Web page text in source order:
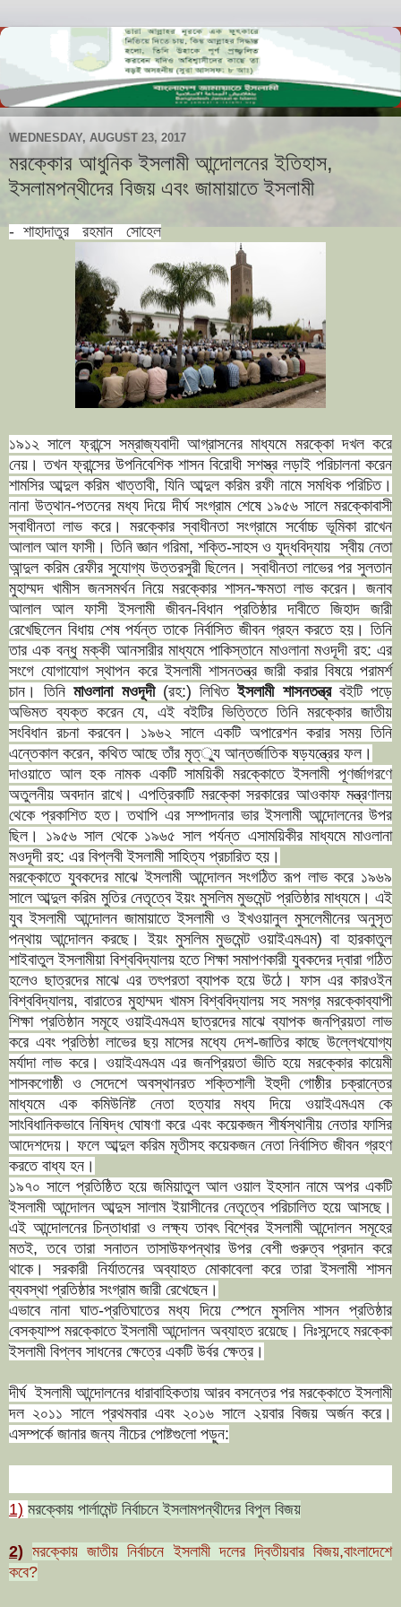
WEDNESDAY, AUGUST 23, 2017
মরক্কোর আধুনিক ইসলামী আন্দােলনের ইতিহাস,
ইসলামপন্থীদের বিজয় এবং জামায়াতে ইসলামী
- শাহাদাতুর রহমান সোহেল
১৯১২ সালে ফ্রান্সে সম্রাজ্যবাদী আগ্রাসনের মাধ্যমে মরক্কো দখল করে
নেয়। তখন ফ্রান্সের উপনিবেশিক শাসন বিরোধী সশস্ত্র লড়াই পরিচালনা করেন
শামসির আব্দুল করিম খাত্তাবী, যিনি আব্দুল করিম রফী নামে সমধিক পরিচিত।
নানা উত্থান-পতনের মধ্য দিয়ে দীর্ঘ সংগ্রাম শেষে ১৯৫৬ সালে মরক্কোবাসী
স্বাধীনতা লাভ করে। মরক্কোর স্বাধীনতা সংগ্রামে সর্বোচ্চ ভূমিকা রাখেন
আলাল আল ফাসী। তিনি জ্ঞান গরিমা, শক্তি-সাহস ও যুদ্ধবিদ্যায় স্বীয় নেতা
আন্দুল করিম রেফীর সুযোগ্য উত্তরসুরী ছিলেন। স্বাধীনতা লাভের পর সুলতান
মুহাম্মদ খামীস জনসমর্থন নিয়ে মরক্কোর শাসন-ক্ষমতা লাভ করেন। জনাব
আলাল আল ফাসী ইসলামী জীবন-বিধান প্রতিষ্ঠার দাবীতে জিহাদ জারী
রেখেছিলেন বিধায় শেষ পর্যন্ত তাকে নির্বাসিত জীবন গ্রহন করতে হয়। তিনি
তার এক বন্ধু মক্কী আনসারীর মাধ্যমে পাকিস্তানে মাওলানা মওদূদী রহ: এর
সংগে যোগাযোগ স্থাপন করে ইসলামী শাসনতন্ত্র জারী করার বিষয়ে পরামর্শ
চান। তিনিমাওলানা মওদূদী(রহ:) লিখিতইসলামী শাসনতন্ত্রবইটি পড়ে
অভিমত ব্যক্ত করেন যে, এই বইটির ভিত্তিতে তিনি মরক্কোর জাতীয়
সংবিধান রচনা করবেন। ১৯৬২ সালে একটি অপারেশন করার সময় তিনি
এন্তেকাল করেন, কথিত আছে তাঁর মৃত্্যু আন্তর্জাতিক ষড়যন্ত্রের ফল।
দাওয়াতে আল হক নামক একটি সাময়িকী মরক্কোতে ইসলামী পূণর্জাগরণে
অতুলনীয় অবদান রাখে। এপত্রিকাটি মরক্কো সরকারের আওকাফ মন্ত্রণালয়
থেকে প্রকাশিত হত। তথাপি এর সম্পাদনার ভার ইসলামী আন্দোলনের উপর
ছিল। ১৯৫৬ সাল থেকে ১৯৬৫ সাল পর্যন্ত এসাময়িকীর মাধ্যমে মাওলানা
মওদূদী রহ: এর বিপ্লবী ইসলামী সাহিত্য প্রচারিত হয়।
মরক্কোতে যুবকদের মাঝে ইসলামী আন্দোলন সংগঠিত রূপ লাভ করে ১৯৬৯
সালে আব্দুল করিম মুতির নেতৃত্বে ইয়ং মুসলিম মুভমেন্ট প্রতিষ্ঠার মাধ্যমে। এই
যুব ইসলামী আন্দোলন জামায়াতে ইসলামী ও ইখওয়ানুল মুসলেমীনের অনুসৃত
পন্থায় আন্দোলন করছে। ইয়ং মুসলিম মুভমেন্ট ওয়াইএমএম) বা হারকাতুল
শাইবাতুল ইসলামীয়া বিশ্ববিদ্যালয় হতে শিক্ষা সমাপণকারী যুবকদের দ্বারা গঠিত
হলেও ছাত্রদের মাঝে এর তৎপরতা ব্যাপক হয়ে উঠে। ফাস এর কারওইন
বিশ্ববিদ্যালয়, বারাতের মুহাম্মদ খামস বিশ্ববিদ্যালয় সহ সমগ্র মরক্কোব্যাপী
শিক্ষা প্রতিষ্ঠান সমূহে ওয়াইএমএম ছাত্রদের মাঝে ব্যাপক জনপ্রিয়তা লাভ
করে এবং প্রতিষ্ঠা লাভের ছয় মাসের মধ্যে দেশ-জাতির কাছে উল্লেখযোগ্য
মর্যাদা লাভ করে। ওয়াইএমএম এর জনপ্রিয়তা ভীতি হয়ে মরক্কোর কায়েমী
শাসকগোষ্ঠী ও সেদেশে অবস্থানরত শক্তিশালী ইহুদী গোষ্ঠীর চক্রান্তের
মাধ্যমে এক কমিউনিষ্ট নেতা হত্যার মধ্য দিয়ে ওয়াইএমএম কে
সাংবিধানিকভাবে নিষিদ্ধ ঘোষণা করে এবং কয়েকজন শীর্ষস্থানীয় নেতার ফাসির
আদেশদেয়। ফলে আব্দুল করিম মূতীসহ কয়েকজন নেতা নির্বাসিত জীবন গ্রহণ
করতে বাধ্য হন।
১৯৭০ সালে প্রতিষ্ঠিত হয়ে জমিয়াতুল আল ওয়াল ইহসান নামে অপর একটি
ইসলামী আন্দোলন আব্দুস সালাম ইয়াসীনের নেতৃত্বে পরিচালিত হয়ে আসছে।
এই আন্দোলনের চিন্তাধারা ও লক্ষ্য তাবৎ বিশ্বের ইসলামী আন্দোলন সমূহের
মতই, তবে তারা সনাতন তাসাউফপন্থার উপর বেশী গুরুত্ব প্রদান করে
থাকে। সরকারী নির্যাতনের অব্যাহত মোকাবেলা করে তারা ইসলামী শাসন
ব্যবস্থা প্রতিষ্ঠার সংগ্রাম জারী রেখেছেন।
এভাবে নানা ঘাত-প্রতিঘাতের মধ্য দিয়ে স্পেনে মুসলিম শাসন প্রতিষ্ঠার
বেসক্যাম্প মরক্কোতে ইসলামী আন্দোলন অব্যাহত রয়েছে। নিঃসন্দেহে মরক্কো
ইসলামী বিপ্লব সাধনের ক্ষেত্রে একটি উর্বর ক্ষেত্র।
দীর্ঘ ইসলামী আন্দোলনের ধারাবাহিকতায় আরব বসন্তের পর মরক্কোতে ইসলামী
দল ২০১১ সালে প্রথমবার এবং ২০১৬ সালে ২য়বার বিজয় অর্জন করে।
এসম্পর্কে জানার জন্য নীচের পোষ্টগুলো পড়ুন:
1) মরক্কোয় পার্লামেন্ট নির্বাচনে ইসলামপন্থীদের বিপুল বিজয়
2) মরক্কোয় জাতীয় নির্বাচনে ইসলামী দলের দ্বিতীয়বার বিজয়,বাংলাদেশে
কবে?